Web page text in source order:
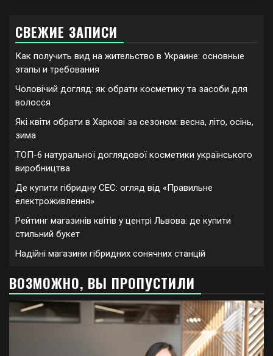
СВЕЖИЕ ЗАПИСИ
Как получить вид на жительство в Украине: основные
этапы и требования
Чоловічий догляд: як обрати косметику та засоби для
волосся
Які квіти обрати в Харкові за сезоном: весна, літо, осінь,
зима
ТОП-6 натуральної доглядової косметики українського
виробництва
Де купити гібридну СЕС: огляд від «Правильне
електроживлення»
Рейтинг магазинів квітів у центрі Львова: де купити
стильний букет
Надійні магазини гібридних сонячних станцій
ВОЗМОЖНО, ВЫ ПРОПУСТИЛИ